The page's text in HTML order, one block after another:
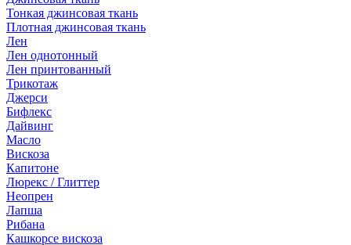
Тонкая джинсовая ткань
Плотная джинсовая ткань
Лен
Лен однотонный
Лен принтованный
Трикотаж
Джерси
Бифлекс
Дайвинг
Масло
Вискоза
Капитоне
Люрекс / Глиттер
Неопрен
Лапша
Рибана
Кашкорсе вискоза